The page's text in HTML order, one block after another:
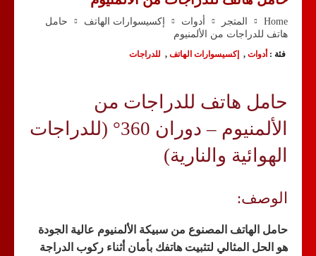
Home المتجر أدوات إكسيسوارات الهاتف
حامل
هاتف للدراجات من الألمنيوم
فئة : أدوات , إكسيسوارات الهاتف , للدراجات
حامل هاتف للدراجات من
الألمنيوم – دوران 360° (للدراجات
الهوائية والنارية)
الوصف:
حامل الهاتف المصنوع من سبيكة الألمنيوم عالية الجودة
هو الحل المثالي لتثبيت هاتفك بأمان أثناء ركوب الدراجة